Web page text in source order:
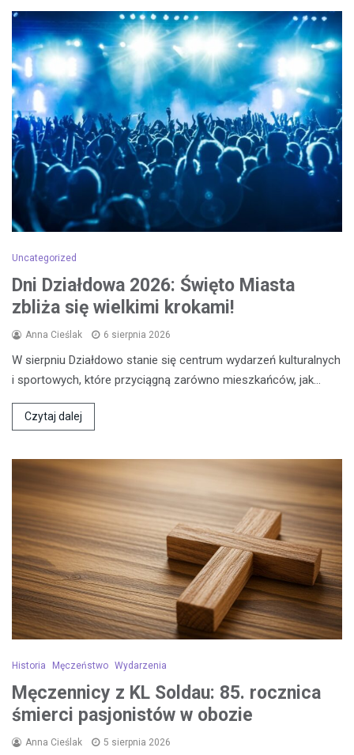
Uncategorized
Dni Działdowa 2026: Święto Miasta
zbliża się wielkimi krokami!
Anna Cieślak 6 sierpnia 2026
W sierpniu Działdowo stanie się centrum wydarzeń kulturalnych
i sportowych, które przyciągną zarówno mieszkańców, jak…
Czytaj dalej
Historia Męczeństwo Wydarzenia
Męczennicy z KL Soldau: 85. rocznica
śmierci pasjonistów w obozie
Anna Cieślak 5 sierpnia 2026